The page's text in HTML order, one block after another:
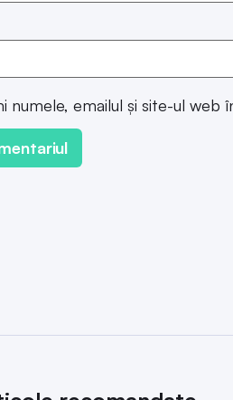
numele, emailul și site-ul